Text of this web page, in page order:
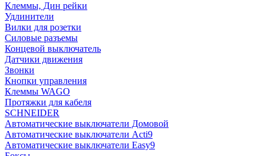
Клеммы, Дин рейки
Удлинители
Вилки для розетки
Силовые разъемы
Концевой выключатель
Датчики движения
Звонки
Кнопки управления
Клеммы WAGO
Протяжки для кабеля
SCHNEIDER
Автоматические выключатели Домовой
Автоматические выключатели Acti9
Автоматические выключатели Easy9